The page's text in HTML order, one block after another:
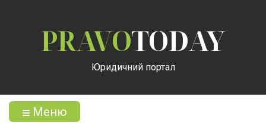
PRAVOTODAY
Юридичний портал
Меню